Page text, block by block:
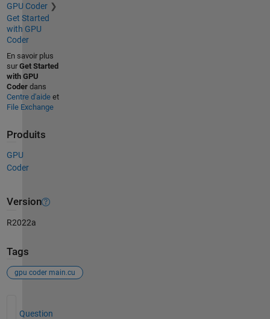
GPU Coder
Get Started
with GPU
Coder
En savoir plus
sur Get Started
with GPU
Coderdans
Centre d'aideet
File Exchange
Produits
GPU
Coder
Version
R2022a
Tags
gpu coder main.cu
Question